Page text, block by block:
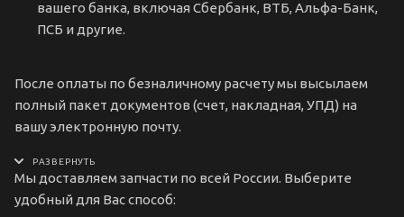
вашего банка, включая Сбербанк, ВТБ, Альфа-Банк,
ПСБ и другие.
После оплаты по безналичному расчету мы высылаем
полный пакет документов (счет, накладная, УПД) на
вашу электронную почту.
Мы доставляем запчасти по всей России. Выберите
удобный для Вас способ: